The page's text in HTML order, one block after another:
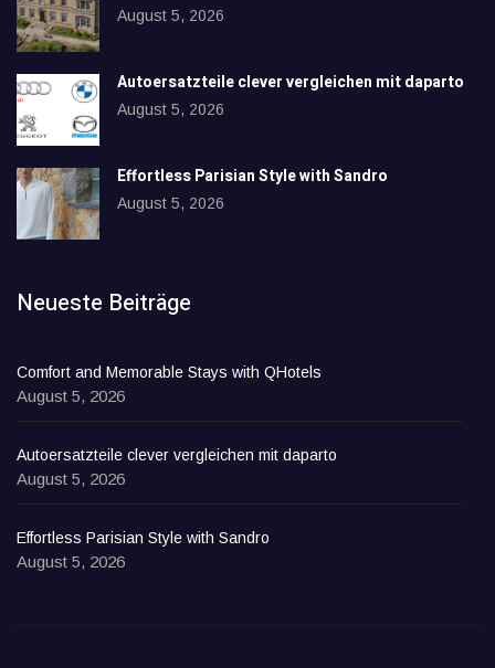
August 5, 2026
Autoersatzteile clever vergleichen mit daparto
August 5, 2026
Effortless Parisian Style with Sandro
August 5, 2026
Neueste Beiträge
Comfort and Memorable Stays with QHotels
August 5, 2026
Autoersatzteile clever vergleichen mit daparto
August 5, 2026
Effortless Parisian Style with Sandro
August 5, 2026